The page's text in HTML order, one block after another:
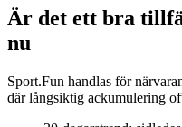
Är det ett bra
nu
Sport.Fun handlas för
där långsiktig ackumulering